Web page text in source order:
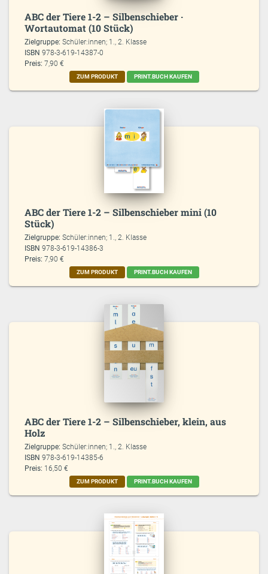
ABC der Tiere 1-2 – Silbenschieber ·
Wortautomat (10 Stück)
Zielgruppe:Schüler:innen; 1., 2. Klasse
ISBN978-3-619-14387-0
Preis: 7,90 €
ZUM PRODUKT PRINT.BUCH KAUFEN
ABC der Tiere 1-2 – Silbenschieber mini (10
Stück)
Zielgruppe:Schüler:innen; 1., 2. Klasse
ISBN978-3-619-14386-3
Preis: 7,90 €
ZUM PRODUKT PRINT.BUCH KAUFEN
ABC der Tiere 1-2 – Silbenschieber, klein, aus
Holz
Zielgruppe:Schüler:innen; 1., 2. Klasse
ISBN978-3-619-14385-6
Preis: 16,50 €
ZUM PRODUKT PRINT.BUCH KAUFEN